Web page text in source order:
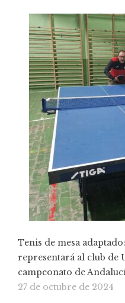
Tenis de mesa
representará al club de
campeonato de
27 de octubre de 2024